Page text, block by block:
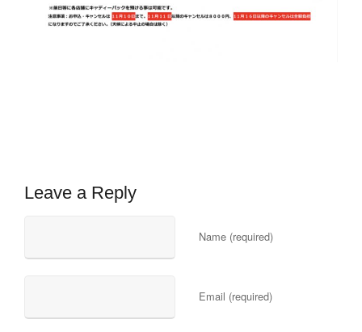
Leave a Reply
Name (required)
Email (required)